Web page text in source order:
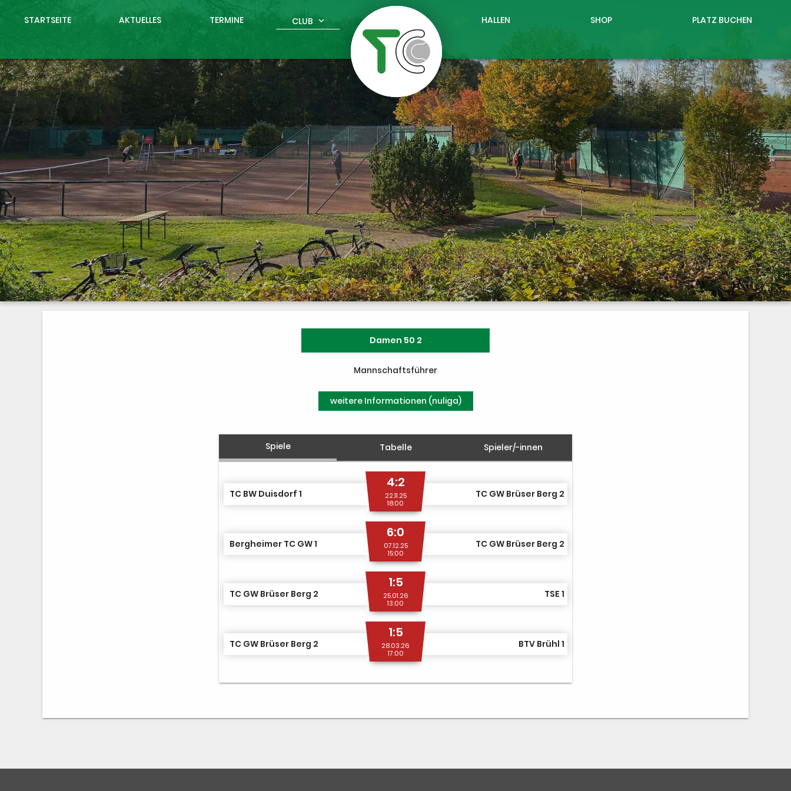
STARTSEITE AKTUELLES TERMINE CLUB expand_more HALLEN SHOP PLATZ BUCHEN
Damen 50 2
Mannschaftsführer
weitere Informationen (nuliga)
Spiele Tabelle Spieler/-innen
TC BW Duisdorf 1
4:2
22.11.25
18:00
TC GW Brüser Berg 2
Bergheimer TC GW 1
6:0
07.12.25
15:00
TC GW Brüser Berg 2
TC GW Brüser Berg 2
1:5
25.01.26
13:00
TSE 1
TC GW Brüser Berg 2
1:5
28.03.26
17:00
BTV Brühl 1